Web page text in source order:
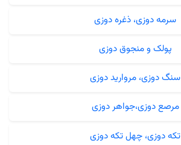
سرمه دوزی، ذغره دوزی
پولک و منجوق دوزی
سنگ دوزی، مروارید دوزی
مرصع دوزی،جواهر دوزی
تکه دوزی، چهل تکه دوزی